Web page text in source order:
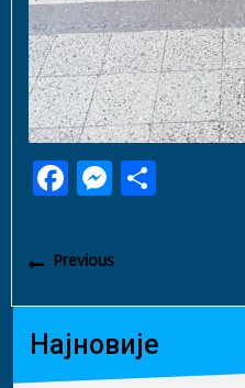
Fa
bo
M
se
er
чланка
PreviousPrevious
Најновије